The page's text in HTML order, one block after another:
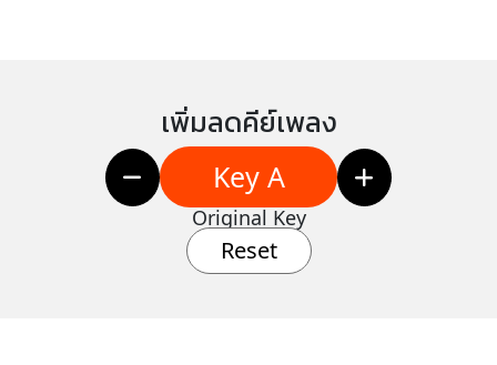
เพิ่มลดคีย์เพลง
Key A
Original Key
Reset